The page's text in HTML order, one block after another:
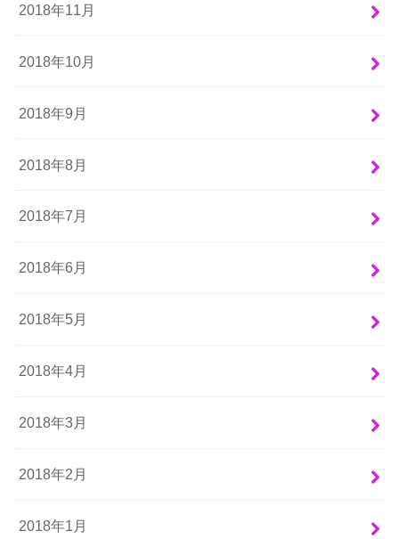
2018年11月
2018年10月
2018年9月
2018年8月
2018年7月
2018年6月
2018年5月
2018年4月
2018年3月
2018年2月
2018年1月